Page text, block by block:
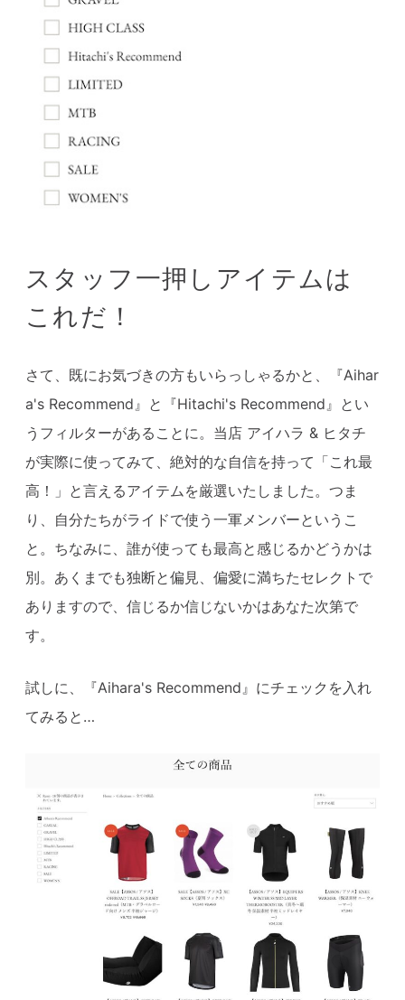
スタッフ一押しアイテムは
これだ！
さて、既にお気づきの方もいらっしゃるかと、『Aihar
a's Recommend』と『Hitachi's Recommend』とい
うフィルターがあることに。当店 アイハラ & ヒタチ
が実際に使ってみて、絶対的な自信を持って「これ最
高！」と言えるアイテムを厳選いたしました。つま
り、自分たちがライドで使う一軍メンバーというこ
と。ちなみに、誰が使っても最高と感じるかどうかは
別。あくまでも独断と偏見、偏愛に満ちたセレクトで
ありますので、信じるか信じないかはあなた次第で
す。
試しに、『Aihara's Recommend』にチェックを入れ
てみると…